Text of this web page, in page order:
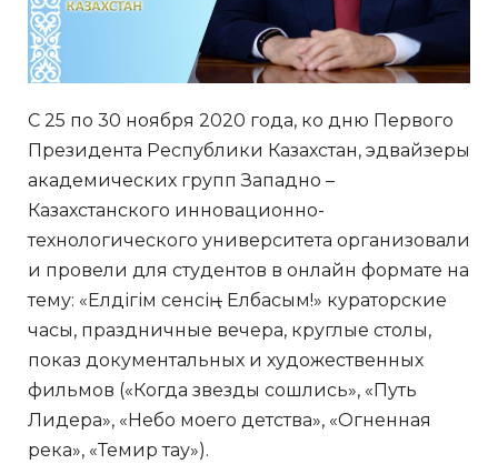
С 25 по 30 ноября 2020 года, ко дню Первого
Президента Республики Казахстан, эдвайзеры
академических групп Западно –
Казахстанского инновационно-
технологического университета организовали
и провели для студентов в онлайн формате на
тему: «Елдігім сенсің – Елбасым!» кураторские
часы, праздничные вечера, круглые столы,
показ документальных и художественных
фильмов («Когда звезды сошлись», «Путь
Лидера», «Небо моего детства», «Огненная
река», «Темир тау»).